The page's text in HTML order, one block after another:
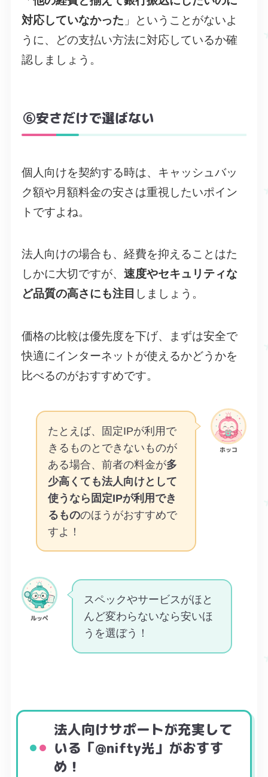
対応していなかった 」ということがないよ
うに、どの支払い方法に対応しているか確
認しましょう。
⑥安さだけで選ばない
個人向けを契約する時は、キャッシュバッ
ク額や月額料金の安さは重視したいポイン
トですよね。
法人向けの場合も、経費を抑えることはた
しかに大切ですが、 速度やセキュリティな
ど品質の高さにも注目 しましょう。
価格の比較は優先度を下げ、まずは安全で
快適にインターネットが使えるかどうかを
比べるのがおすすめです。
ホッコ
たとえば、固定IPが利用で
きるものとできないものが
ある場合、前者の料金が多
少高くても法人向けとして
使うなら固定IPが利用でき
るもののほうがおすすめで
すよ！
ルッペ
スペックやサービスがほと
んど変わらないなら安いほ
うを選ぼう！
法人向けサポートが充実して
いる「@nifty光」がおすす
め！